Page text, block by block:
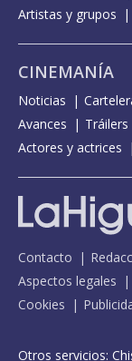
Artistas y grupos
CINEMANÍA
Noticias
Avances
Tráilers
Actores y actrices
Contacto
Aspectos legales
Cookies
Otros servicios: